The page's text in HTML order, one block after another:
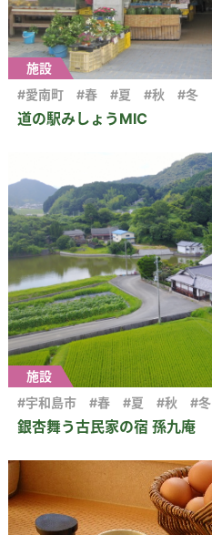
施設
道の駅みしょうMIC
#愛南町 #春 #夏 #秋 #冬
施設
銀杏舞う古民家の宿 孫九庵
#宇和島市 #春 #夏 #秋 #冬